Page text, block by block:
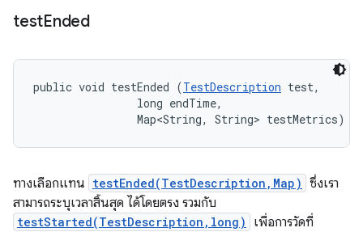
testEnded
public void testEnded (TestDescription test,
                long endTime,
                Map<String, String> testMetrics)
ทางเลือกแทน testEnded(TestDescription,Map) ซึ่งเรา
สามารถระบุเวลาสิ้นสุด ได้โดยตรง รวมกับ
testStarted(TestDescription,long)
เพื่อการวัดที่